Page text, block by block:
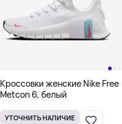
Кроссовки женские Nike Free
Metcon 6, белый
УТОЧНИТЬ НАЛИЧИЕ